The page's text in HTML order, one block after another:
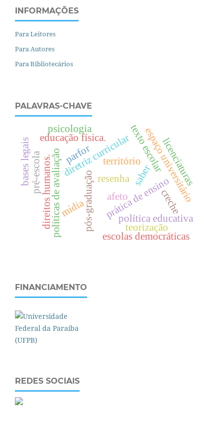
INFORMAÇÕES
Para Leitores
Para Autores
Para Bibliotecários
PALAVRAS-CHAVE
resenha
território
diretriz curricular
prática de ensino
texto escolar
políticas de avaliação espaço universitário
pós-graduação saber
política educativa
mídia
d
i
r
e
i
t
o
s
h
u
m
a
n
o
s
.
escolas democráticas
licenciaturas
parfor
educação física.
pré-escola
creche
bases legais
psicologia
teorização
afeto
FINANCIAMENTO
REDES SOCIAIS